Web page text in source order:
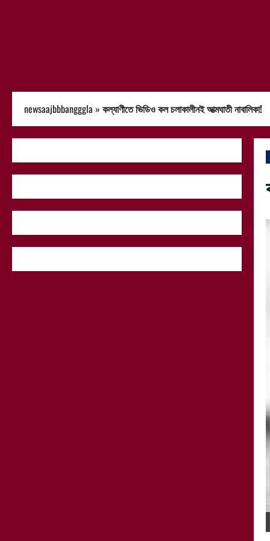
newsaajbbbangggla » কল্যাণীতে ভিডিও কল চলাকালীনই আত্মঘাতী নাবালিকা!